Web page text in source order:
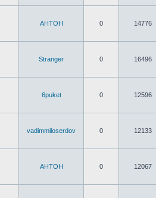
AHTOH 0 14776
Stranger 0 16496
6puket 0 12596
vadimmiloserdov 0 12133
AHTOH 0 12067